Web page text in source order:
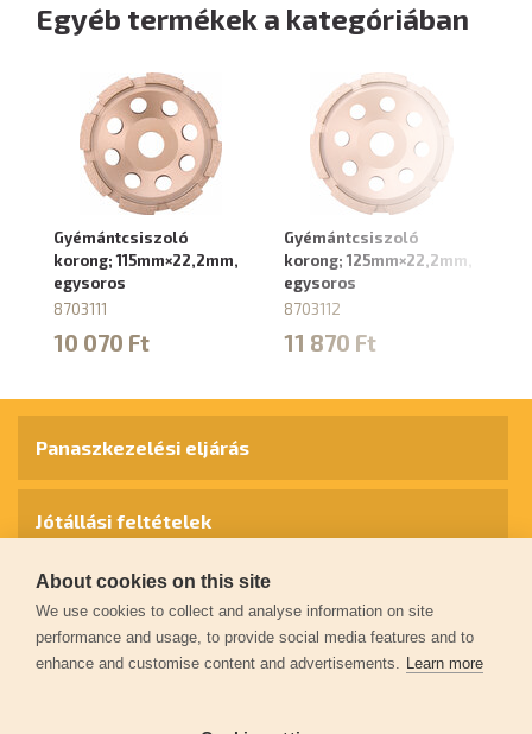
Egyéb termékek a kategóriában
Gyémántcsiszoló
korong; 115mm×22,2mm,
egysoros
8703111
10 070 Ft
Gyémántcsiszoló
korong; 125mm×22,2mm,
egysoros
8703112
11 870 Ft
Panaszkezelési eljárás
Jótállási feltételek
Személyes adatok védelme
Kapcsolat
About cookies on this site
We use cookies to collect and analyse information on site
performance and usage, to provide social media features and to
enhance and customise content and advertisements. Learn more